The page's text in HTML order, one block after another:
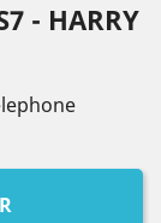
- HARRY